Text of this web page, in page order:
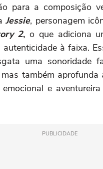
para a composição
Jessie, personagem
2, o que adiciona
à faixa.
uma sonoridade
também aprofunda
e
PUBLICIDADE